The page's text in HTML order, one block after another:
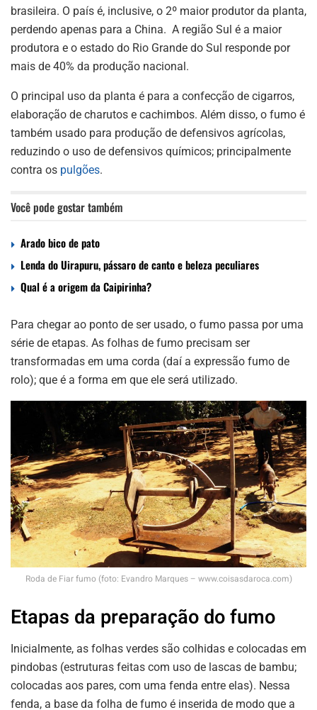
brasileira. O país é, inclusive, o 2º maior produtor da planta,
perdendo apenas para a China. A região Sul é a maior
produtora e o estado do Rio Grande do Sul responde por
mais de 40% da produção nacional.
O principal uso da planta é para a confecção de cigarros,
elaboração de charutos e cachimbos. Além disso, o fumo é
também usado para produção de defensivos agrícolas,
reduzindo o uso de defensivos químicos; principalmente
contra os pulgões.
Você pode gostar também
Arado bico de pato
Lenda do Uirapuru, pássaro de canto e beleza peculiares
Qual é a origem da Caipirinha?
Para chegar ao ponto de ser usado, o fumo passa por uma
série de etapas. As folhas de fumo precisam ser
transformadas em uma corda (daí a expressão fumo de
rolo); que é a forma em que ele será utilizado.
Roda de Fiar fumo (foto: Evandro Marques – www.coisasdaroca.com)
Etapas da preparação do fumo
Inicialmente, as folhas verdes são colhidas e colocadas em
pindobas (estruturas feitas com uso de lascas de bambu;
colocadas aos pares, com uma fenda entre elas). Nessa
fenda, a base da folha de fumo é inserida de modo que a